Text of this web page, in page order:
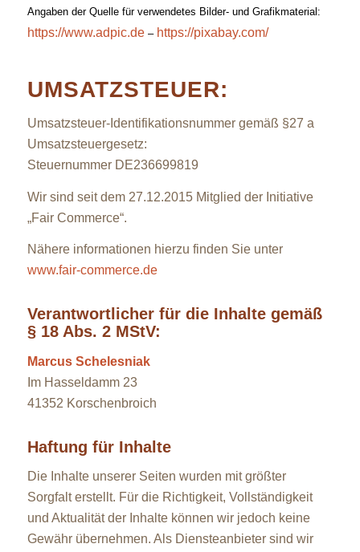
Angaben der Quelle für verwendetes Bilder- und Grafikmaterial:
https://www.adpic.de– https://pixabay.com/
UMSATZSTEUER:
Umsatzsteuer-Identifikationsnummer gemäß §27 a
Umsatzsteuergesetz:
Steuernummer DE236699819
Wir sind seit dem 27.12.2015 Mitglied der Initiative
„Fair Commerce“.
Nähere informationen hierzu finden Sie unter
www.fair-commerce.de
Verantwortlicher für die Inhalte gemäß
§ 18 Abs. 2 MStV:
Marcus Schelesniak
Im Hasseldamm 23
41352 Korschenbroich
Haftung für Inhalte
Die Inhalte unserer Seiten wurden mit größter
Sorgfalt erstellt. Für die Richtigkeit, Vollständigkeit
und Aktualität der Inhalte können wir jedoch keine
Gewähr übernehmen. Als Diensteanbieter sind wir